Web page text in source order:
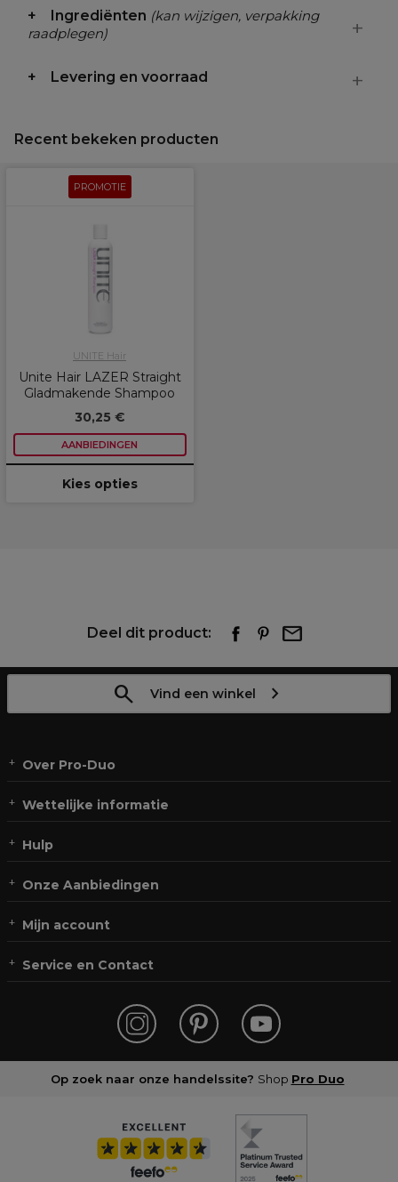
Ingrediënten (kan wijzigen, verpakking
raadplegen)
Levering en voorraad
Recent bekeken producten
PROMOTIE
UNITE Hair
Unite Hair LAZER Straight
Gladmakende Shampoo
30,25 €
AANBIEDINGEN
Kies opties
Deel dit product:
Vind een winkel
Over Pro-Duo
Wettelijke informatie
Hulp
Onze Aanbiedingen
Mijn account
Service en Contact
Op zoek naar onze handelssite? Shop Pro Duo